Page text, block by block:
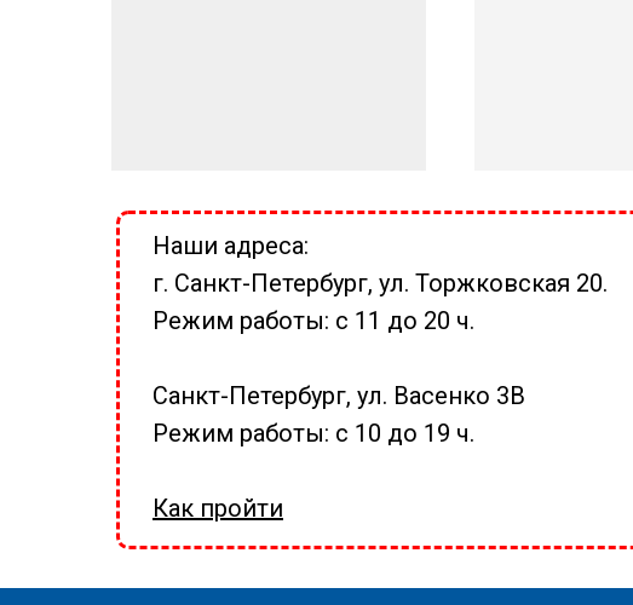
Наши адреса:
г. Санкт-Петербург, ул. Торжковская 20.
Режим работы: с 11 до 20 ч.
Санкт-Петербург, ул. Васенко 3В
Режим работы: с 10 до 19 ч.
Как пройти